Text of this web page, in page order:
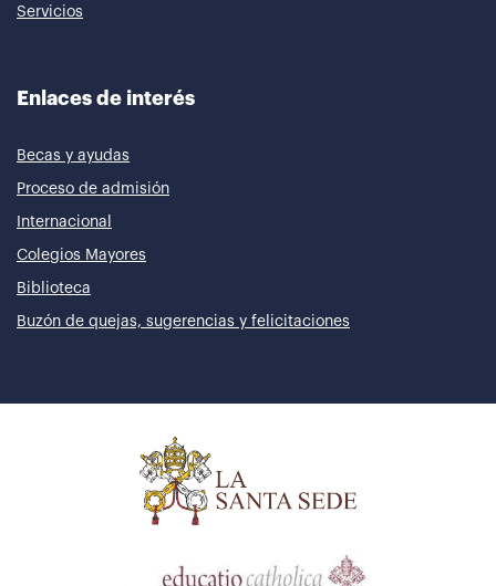
Servicios
Enlaces de interés
Becas y ayudas
Proceso de admisión
Internacional
Colegios Mayores
Biblioteca
Buzón de quejas, sugerencias y felicitaciones